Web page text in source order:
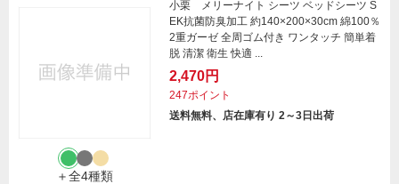
＋全4種類
小栗 メリーナイト シーツ ベッドシーツ S
EK抗菌防臭加工 約140×200×30cm 綿100％
2重ガーゼ 全周ゴム付き ワンタッチ 簡単着
脱 清潔 衛生 快適 ...
2,470円
247ポイント
送料無料、店在庫有り 2～3日出荷